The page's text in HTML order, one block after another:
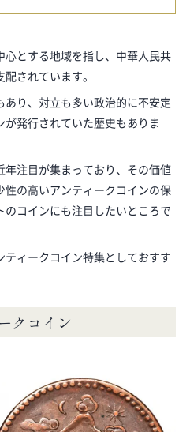
心とする地域を指し、中華人民共
されています。
り、対立も多い政治的に不安定
発行されていた歴史もありま
年注目が集まっており、その価値
性の高いアンティークコインの保
コインにも注目したいところで
ティークコイン特集としておすす
クコイン